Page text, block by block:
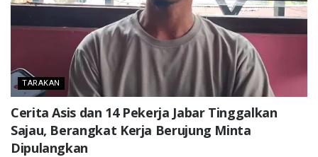
TARAKAN
Cerita Asis dan 14 Pekerja Jabar Tinggalkan
Sajau, Berangkat Kerja Berujung Minta
Dipulangkan